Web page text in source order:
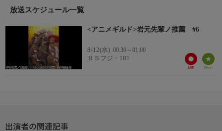
彼らの時代を解き明かす、浪漫奇譚開幕!
出演者
岩元胡堂:坂泰斗
原町海:榊原優希
天羽総一郎:伊東健人
放送スケジュール一覧
<アニメギルド>岩元先輩ノ推薦 #6
8/12(水) 00:30～01:00
ＢＳフジ・181
出演者の関連記事